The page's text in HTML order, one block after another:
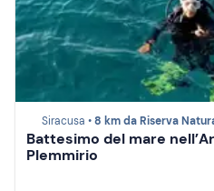
Siracusa •8 km da Riserva
Battesimo del mare
Plemmirio